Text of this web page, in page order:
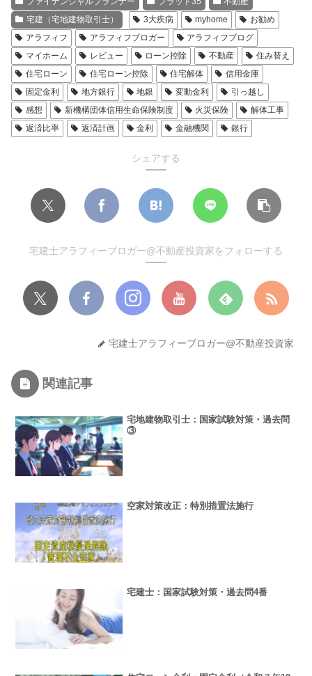
宅建（宅地建物取引士）
3大疾病 myhome
お勧め
アラフィフ
アラフィフブロガー
アラフィフブログ
マイホーム
レビュー ローン控除 不動産
住み替え
住宅ローン
住宅ローン控除 住宅解体
信用金庫
固定金利
地方銀行 地銀 変動金利
引っ越し
感想
新機構団体信用生命保険制度 火災保険
解体工事
返済比率
返済計画 金利 金融機関 銀行
シェアする
宅建士アラフィーブロガー@不動産投資家をフォローする
宅建士アラフィーブロガー@不動産投資家
関連記事
宅地建物取引士：国家試験対策・過去問
③
空家対策改正：特別措置法施行
宅建士：国家試験対策・過去問4番